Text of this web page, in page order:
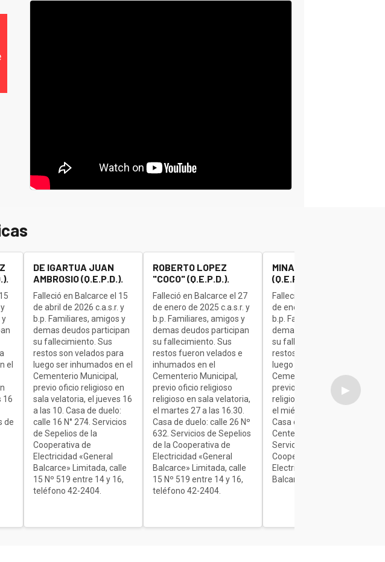
y
el
16
de
DE IGARTUA JUAN
AMBROSIO (Q.E.P.D.).
Falleció en Balcarce el 15
de abril de 2026 c.a.s.r. y
b.p. Familiares, amigos y
demas deudos participan
su fallecimiento. Sus
restos son velados para
luego ser inhumados en el
Cementerio Municipal,
previo oficio religioso en
sala velatoria, el jueves 16
a las 10. Casa de duelo:
calle 16 N° 274. Servicios
de Sepelios de la
Cooperativa de
Electricidad «General
Balcarce» Limitada, calle
15 Nº 519 entre 14 y 16,
teléfono 42-2404.
ROBERTO LOPEZ
"COCO" (Q.E.P.D.).
Falleció en Balcarce el 27
de enero de 2025 c.a.s.r. y
b.p. Familiares, amigos y
demas deudos participan
su fallecimiento. Sus
restos fueron velados e
inhumados en el
Cementerio Municipal,
previo oficio religioso
religioso en sala velatoria,
el martes 27 a las 16.30.
Casa de duelo: calle 26 Nº
632. Servicios de Sepelios
de la Cooperativa de
Electricidad «General
Balcarce» Limitada, calle
15 Nº 519 entre 14 y 16,
teléfono 42-2404.
MINAUDO JOSE "BETA"
(Q.E.P.D.).
Falleció en Balcarce el 27
de enero de 2025 c.a.s.r. y
b.p. Familiares, amigos y
demas deudos participan
su fallecimiento. Sus
restos son velados para
luego ser inhumados en el
Cementerio Municipal,
previo oficio religioso
religioso en sala velatoria,
el miércoles de 7 a 9.30.
Casa de duelo: Av.
Centenario Nº 1840.
Servicios de Sepelios de la
Cooperativa de
Electricidad «General
Balcarce» Limitada.
▶